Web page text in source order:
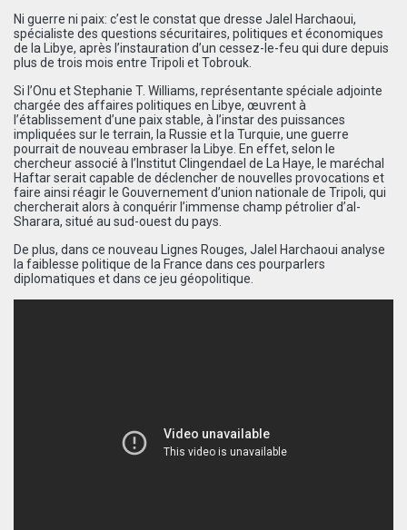
Ni guerre ni paix: c’est le constat que dresse Jalel Harchaoui,
spécialiste des questions sécuritaires, politiques et économiques
de la Libye, après l’instauration d’un cessez-le-feu qui dure depuis
plus de trois mois entre Tripoli et Tobrouk.
Si l’Onu et Stephanie T. Williams, représentante spéciale adjointe
chargée des affaires politiques en Libye, œuvrent à
l’établissement d’une paix stable, à l’instar des puissances
impliquées sur le terrain, la Russie et la Turquie, une guerre
pourrait de nouveau embraser la Libye. En effet, selon le
chercheur associé à l’Institut Clingendael de La Haye, le maréchal
Haftar serait capable de déclencher de nouvelles provocations et
faire ainsi réagir le Gouvernement d’union nationale de Tripoli, qui
chercherait alors à conquérir l’immense champ pétrolier d’al-
Sharara, situé au sud-ouest du pays.
De plus, dans ce nouveau Lignes Rouges, Jalel Harchaoui analyse
la faiblesse politique de la France dans ces pourparlers
diplomatiques et dans ce jeu géopolitique.